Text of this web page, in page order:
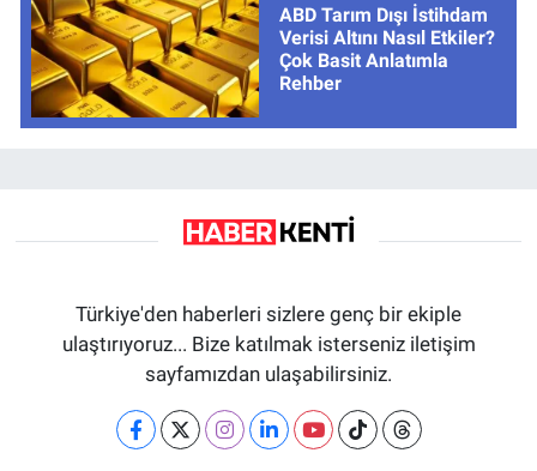
ABD Tarım Dışı İstihdam
Verisi Altını Nasıl Etkiler?
Çok Basit Anlatımla
Rehber
Türkiye'den haberleri sizlere genç bir ekiple
ulaştırıyoruz... Bize katılmak isterseniz iletişim
sayfamızdan ulaşabilirsiniz.